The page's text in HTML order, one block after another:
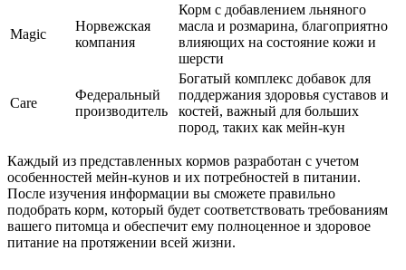
Magic
Норвежская
компания
Корм с добавлением льняного
масла и розмарина, благоприятно
влияющих на состояние кожи и
шерсти
Care
Федеральный
производитель
Богатый комплекс добавок для
поддержания здоровья суставов и
костей, важный для больших
пород, таких как мейн-кун
Каждый из представленных кормов разработан с учетом
особенностей мейн-кунов и их потребностей в питании.
После изучения информации вы сможете правильно
подобрать корм, который будет соответствовать требованиям
вашего питомца и обеспечит ему полноценное и здоровое
питание на протяжении всей жизни.